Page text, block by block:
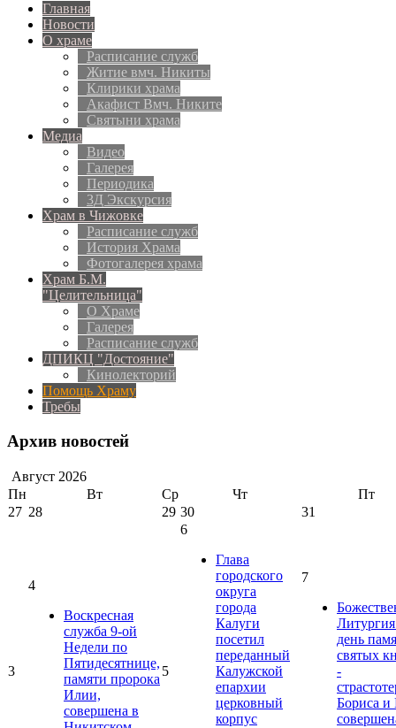
Главная
Новости
О храме
Расписание служб
Житие вмч. Никиты
Клирики храма
Акафист Вмч. Никите
Святыни храма
Медиа
Видео
Галерея
Периодика
3Д Экскурсия
Храм в Чижовке
Расписание служб
История Храма
Фотогалерея храма
Храм Б.М.
"Целительница"
О Храме
Галерея
Расписание служб
ДПИКЦ "Достояние"
Кинолекторий
Помощь Храму
Требы
Архив новостей
Август 2026
Пн
Вт Ср Чт
Пт
27 28 29 30 31
3
4
Воскресная
служба 9-ой
Недели по
Пятидесятнице,
памяти пророка
Илии,
совершена в
5
6
Глава
городского
округа
города
Калуги
посетил
переданный
Калужской
епархии
церковный
корпус
7
день
святых
-
Бориса и